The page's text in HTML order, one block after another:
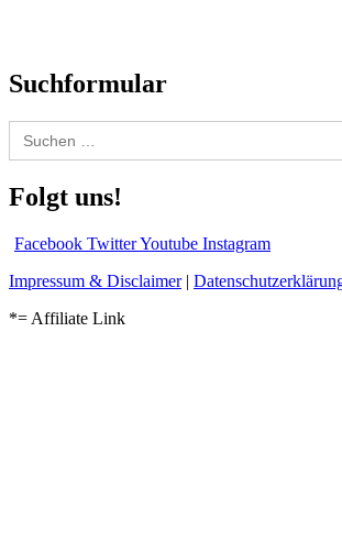
Suchformular
Search
for:
Folgt uns!
Facebook TwitterYoutube Instagram
Impressum & Disclaimer|
*= Affiliate Link